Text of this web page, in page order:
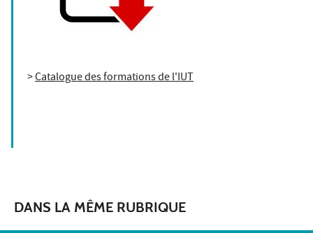
>Catalogue des formations de l'IUT
DANS LA MÊME RUBRIQUE